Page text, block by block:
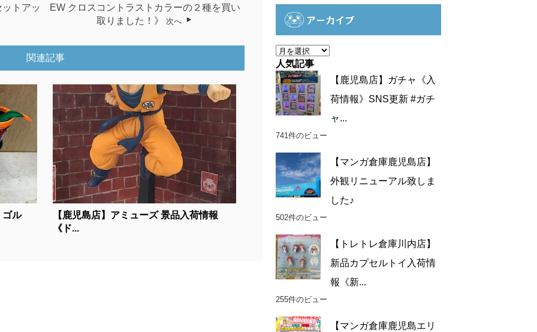
トアッ
EW クロスコントラストカラーの２種を買い
取りました！》
次へ
関連記事
ゴル
【鹿児島店】アミューズ 景品入荷情報
《ド...
アーカイブ
ア
ー
カ
イ
ブ
人気記事
【鹿児島店】ガチャ《入
荷情報》SNS更新 #ガチ
ャ...
741件のビュー
【マンガ倉庫鹿児島店】
外観リニューアル致しま
した♪
502件のビュー
【トレトレ倉庫川内店】
新品カプセルトイ入荷情
報《新...
255件のビュー
【マンガ倉庫鹿児島エリ